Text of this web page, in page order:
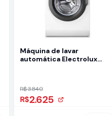
Máquina de lavar
automática Electrolux
R$ 3.840
R$2.625